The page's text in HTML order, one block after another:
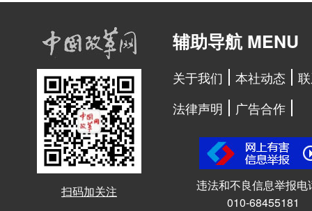
扫码加关注
辅助导航 MENU
关于我们 本社动态
法律声明
广告合作
违法和不良信息举报电
010-68455181